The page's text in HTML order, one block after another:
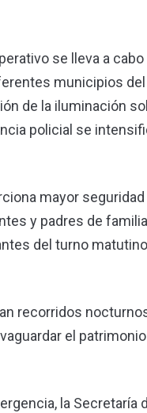
se lleva a
municipios
de la iluminación
policial se
mayor seguridad
y padres de
del turno
recorridos
el
la Secretaría